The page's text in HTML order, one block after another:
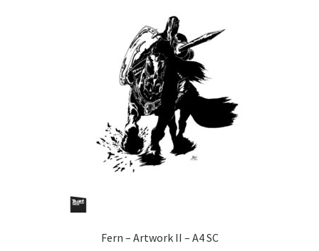
Fern – Artwork II – A4 SC